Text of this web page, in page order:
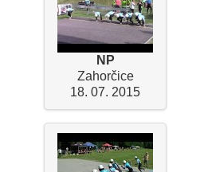
NP
Zahorčice
18. 07. 2015